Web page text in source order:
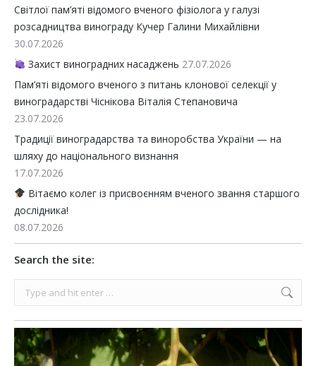
Світлої пам’яті відомого вченого фізіолога у галузі
розсадництва винограду Кучер Галини Михайлівни
30.07.2026
Захист виноградних насаджень 27.07.2026
Пам’яті відомого вченого з питань клонової селекції у
виноградарстві Чіснікова Віталія Степановича
23.07.2026
Традиції виноградарства та виноробства України — на
шляху до національного визнання
17.07.2026
Вітаємо колег із присвоєнням вченого звання старшого
дослідника!
08.07.2026
Search the site: